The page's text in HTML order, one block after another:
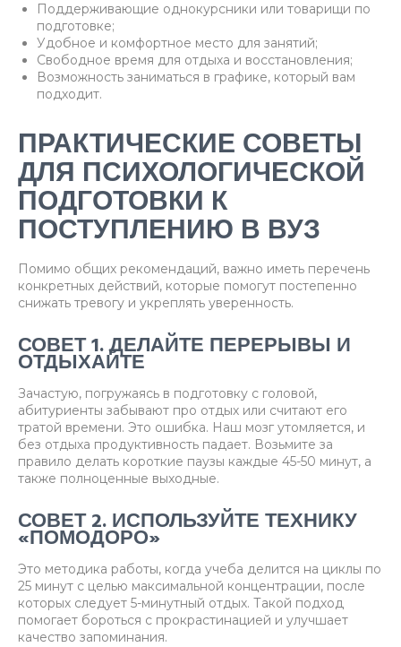
Поддерживающие однокурсники или товарищи по
подготовке;
Удобное и комфортное место для занятий;
Свободное время для отдыха и восстановления;
Возможность заниматься в графике, который вам
подходит.
ПРАКТИЧЕСКИЕ СОВЕТЫ
ДЛЯ ПСИХОЛОГИЧЕСКОЙ
ПОДГОТОВКИ К
ПОСТУПЛЕНИЮ В ВУЗ
Помимо общих рекомендаций, важно иметь перечень
конкретных действий, которые помогут постепенно
снижать тревогу и укреплять уверенность.
СОВЕТ 1. ДЕЛАЙТЕ ПЕРЕРЫВЫ И
ОТДЫХАЙТЕ
Зачастую, погружаясь в подготовку с головой,
абитуриенты забывают про отдых или считают его
тратой времени. Это ошибка. Наш мозг утомляется, и
без отдыха продуктивность падает. Возьмите за
правило делать короткие паузы каждые 45-50 минут, а
также полноценные выходные.
СОВЕТ 2. ИСПОЛЬЗУЙТЕ ТЕХНИКУ
«ПОМОДОРО»
Это методика работы, когда учеба делится на циклы по
25 минут с целью максимальной концентрации, после
которых следует 5-минутный отдых. Такой подход
помогает бороться с прокрастинацией и улучшает
качество запоминания.